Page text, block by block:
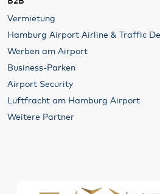
Vermietung
Hamburg Airport Airline & Traffic
Werben am Airport
Business-Parken
Airport Security
Luftfracht am Hamburg Airport
Weitere Partner